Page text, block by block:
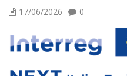
17/06/2026 0